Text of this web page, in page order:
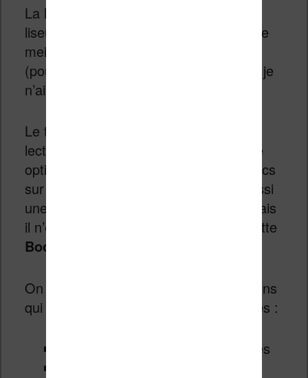
La lecture est très confortable sur la
liseuse. Même si elle n’embarque pas le
meilleur écran disponible en 6 pouces
(pour des raisons évidentes de coûts), je
n’ai rien noté de problématique.
Le texte s’affiche avec précision et la
lecture est un plaisir. Le fait d’avoir une
option pour afficher les caractères blancs
sur fond noir est un vrai plus. C’est aussi
une option disponible sur les Kindle, mais
il n’est pas aussi accessible que sur cette
Bookeen Diva
On retrouve évidement toutes les options
qui rendent les liseuses si sympathiques :
Réglage de la police de caractères